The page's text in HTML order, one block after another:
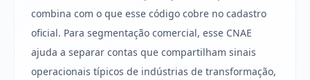
combina com o que esse código cobre no cadastro
oficial. Para segmentação comercial, esse CNAE
ajuda a separar contas que compartilham sinais
operacionais típicos de indústrias de transformação,